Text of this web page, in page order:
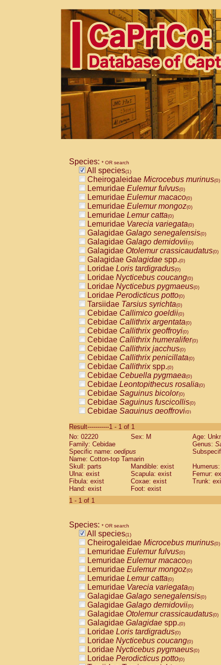
Species: * OR search
All species(1)
Cheirogaleidae Microcebus murinus(0)
Lemuridae Eulemur fulvus(0)
Lemuridae Eulemur macaco(0)
Lemuridae Eulemur mongoz(0)
Lemuridae Lemur catta(0)
Lemuridae Varecia variegata(0)
Galagidae Galago senegalensis(0)
Galagidae Galago demidovii(0)
Galagidae Otolemur crassicaudatus(0)
Galagidae Galagidae spp.(0)
Loridae Loris tardigradus(0)
Loridae Nycticebus coucang(0)
Loridae Nycticebus pygmaeus(0)
Loridae Perodicticus potto(0)
Tarsiidae Tarsius syrichta(0)
Cebidae Callimico goeldii(0)
Cebidae Callithrix argentata(0)
Cebidae Callithrix geoffroyi(0)
Cebidae Callithrix humeralifer(0)
Cebidae Callithrix jacchus(0)
Cebidae Callithrix penicillata(0)
Cebidae Callithrixspp.(0)
Cebidae Cebuella pygmaea(0)
Cebidae Leontopithecus rosalia(0)
Cebidae Saguinus bicolor(0)
Cebidae Saguinus fuscicollis(0)
Cebidae Saguinus geoffroyi(0)
CebidaeSaguinus labiatus(0)
Cebidae Saguinus leucopus (0)
Cebidae
CebidaeSaguinus mystax
Cebidae Saguinus nigricollis (0)
Cebidae Saguinus oedipus
Cebidae Saguinus weddelli
Cebidae Saguinusspp.
Cebidae
CebidaeCebus capucinus
CebidaeCebus nigrivittatus
CebidaeCebus spp.(0)
CebidaeSaimiri boliviensis(0)
CebidaeSaimiri sciureus(0)
AtelidaeAlouatta caraya(0)
AtelidaeAlouatta fusca(0)
AtelidaeAlouatta seniculus(0)
AtelidaeAlouattaspp.(0)
AtelidaeAteles belzebuth(0)
AtelidaeAteles geoffroyi(0)
AtelidaeAteles paniscus(0)
AtelidaeAtelesspp.(0)
AtelidaeLagothrix lagothricha(0)
AtelidaeLagothrix lagothricha cana
PitheciidaeCacajao calvus
Result-----------1 - 1 of 1
No: 02220
Sex: M
Age:
Family: Cebidae
Genus:
Specific name: oedipus
Name: Cotton-top Tamarin
Skull: parts
Mandible: exist
Ulna: exist
Scapula: exist
Femur:
Fibula: exist
Coxae: exist
Trunk:
Hand: exist
Foot: exist
1 - 1 of 1
Species: * OR search
All species(1)
Cheirogaleidae Microcebus murinus(0)
Lemuridae Eulemur fulvus(0)
Lemuridae Eulemur macaco(0)
Lemuridae Eulemur mongoz(0)
Lemuridae Lemur catta(0)
Lemuridae Varecia variegata(0)
Galagidae Galago senegalensis(0)
Galagidae Galago demidovii(0)
Galagidae Otolemur crassicaudatus(0)
Galagidae Galagidae spp.(0)
Loridae Loris tardigradus(0)
Loridae Nycticebus coucang(0)
Loridae Nycticebus pygmaeus(0)
Loridae Perodicticus potto(0)